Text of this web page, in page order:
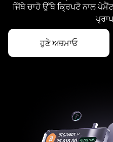
ਜਿੱਥੇ ਚਾਹੋ ਉੱਥੇ ਕ੍ਰਿਪਟੋ ਨਾਲ
ਹੁਣੇ ਅਜ਼ਮਾਓ